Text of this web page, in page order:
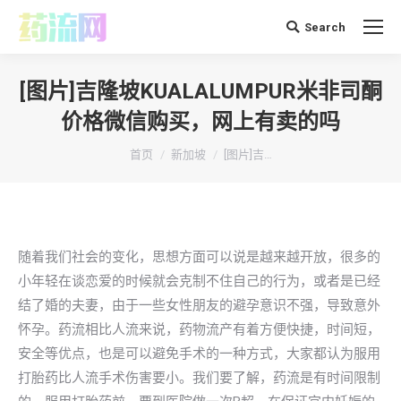
搜 Search
[图片]吉隆坡KUALALUMPUR米非司酮
价格微信购买，网上有卖的吗
你在这里：
首页 新加坡 [图片]吉…
随着我们社会的变化，思想方面可以说是越来越开放，很多的
小年轻在谈恋爱的时候就会克制不住自己的行为，或者是已经
结了婚的夫妻，由于一些女性朋友的避孕意识不强，导致意外
怀孕。药流相比人流来说，药物流产有着方便快捷，时间短，
安全等优点，也是可以避免手术的一种方式，大家都认为服用
打胎药比人流手术伤害要小。我们要了解，药流是有时间限制